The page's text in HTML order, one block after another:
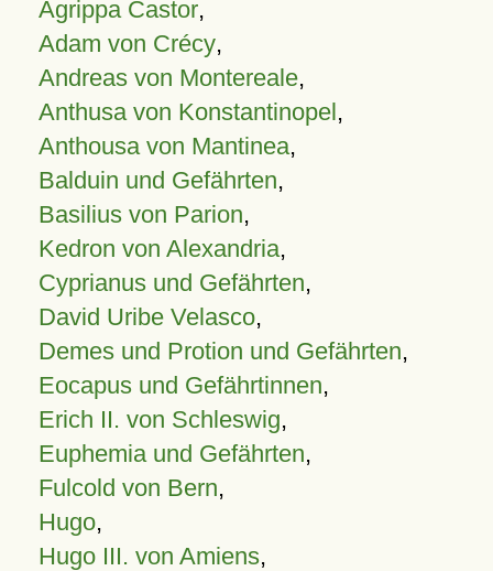
Agrippa Castor,
Adam von Crécy,
Andreas von Montereale,
Anthusa von Konstantinopel,
Anthousa von Mantinea,
Balduin und Gefährten,
Basilius von Parion,
Kedron von Alexandria,
Cyprianus und Gefährten,
David Uribe Velasco,
Demes und Protion und Gefährten,
Eocapus und Gefährtinnen,
Erich II. von Schleswig,
Euphemia und Gefährten,
Fulcold von Bern,
Hugo,
Hugo III. von Amiens,